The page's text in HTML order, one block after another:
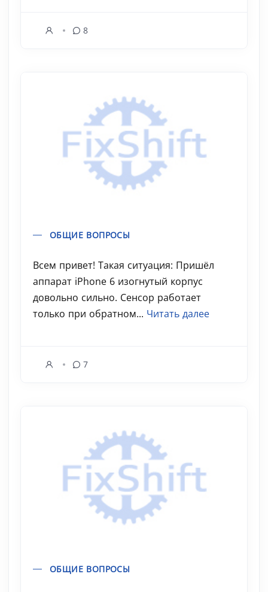
8
ОБЩИЕ ВОПРОСЫ
Всем привет! Такая ситуация: Пришёл
аппарат iPhone 6 изогнутый корпус
довольно сильно. Сенсор работает
только при обратном... Читать далее
7
ОБЩИЕ ВОПРОСЫ